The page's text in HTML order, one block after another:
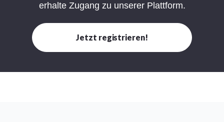
erhalte Zugang zu unserer Plattform.
Jetzt registrieren!